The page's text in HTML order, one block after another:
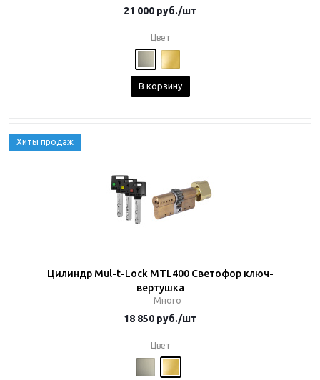
21 000 руб./шт
Цвет
В корзину
Хиты продаж
Цилиндр Mul-t-Lock MTL400 Светофор ключ-
вертушка
Много
18 850 руб./шт
Цвет